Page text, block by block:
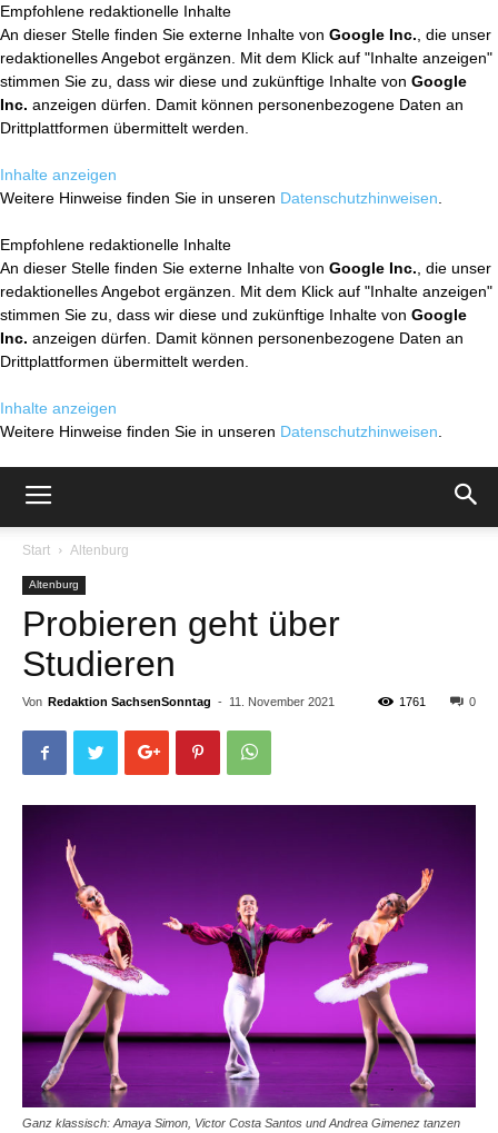
Empfohlene redaktionelle Inhalte
An dieser Stelle finden Sie externe Inhalte von Google Inc. , die unser
redaktionelles Angebot ergänzen. Mit dem Klick auf "Inhalte anzeigen"
stimmen Sie zu, dass wir diese und zukünftige Inhalte von Google
Inc. anzeigen dürfen. Damit können personenbezogene Daten an
Drittplattformen übermittelt werden.
Inhalte anzeigen
Weitere Hinweise finden Sie in unseren Datenschutzhinweisen
Empfohlene redaktionelle Inhalte
An dieser Stelle finden Sie externe Inhalte von Google Inc. , die unser
redaktionelles Angebot ergänzen. Mit dem Klick auf "Inhalte anzeigen"
stimmen Sie zu, dass wir diese und zukünftige Inhalte von Google
Inc. anzeigen dürfen. Damit können personenbezogene Daten an
Drittplattformen übermittelt werden.
Inhalte anzeigen
Weitere Hinweise finden Sie in unseren Datenschutzhinweisen
Start Altenburg
Altenburg
Probieren geht über
Studieren
Von Redaktion SachsenSonntag - 11. November 2021 0
1761
Ganz klassisch: Amaya Simon, Victor Costa Santos und Andrea Gimenez tanzen